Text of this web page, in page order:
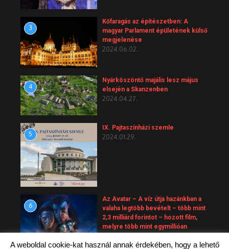
3
Kőfaragás az építészetben: A
magyar Parlament épületének külső
megjelenése
2024.06.02.
4
Nyárköszöntő majális lesz május
elsején a Skanzenben
2024.04.27.
5
IX. Pajtaszínházi szemle
2024.01.29.
6
Az Avatar – A víz útja hazánkban a
valaha legtöbb bevételt – több mint
2,3 milliárd forintot – hozott film,
melyre több mint egymillióan
2023.10.01.
A weboldal cookie-kat használ annak érdekében, hogy a lehető